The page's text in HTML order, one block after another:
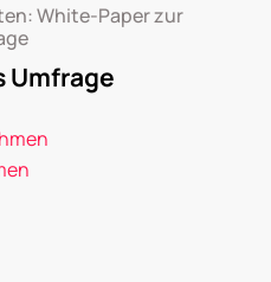
White-Paper zur
Umfrage